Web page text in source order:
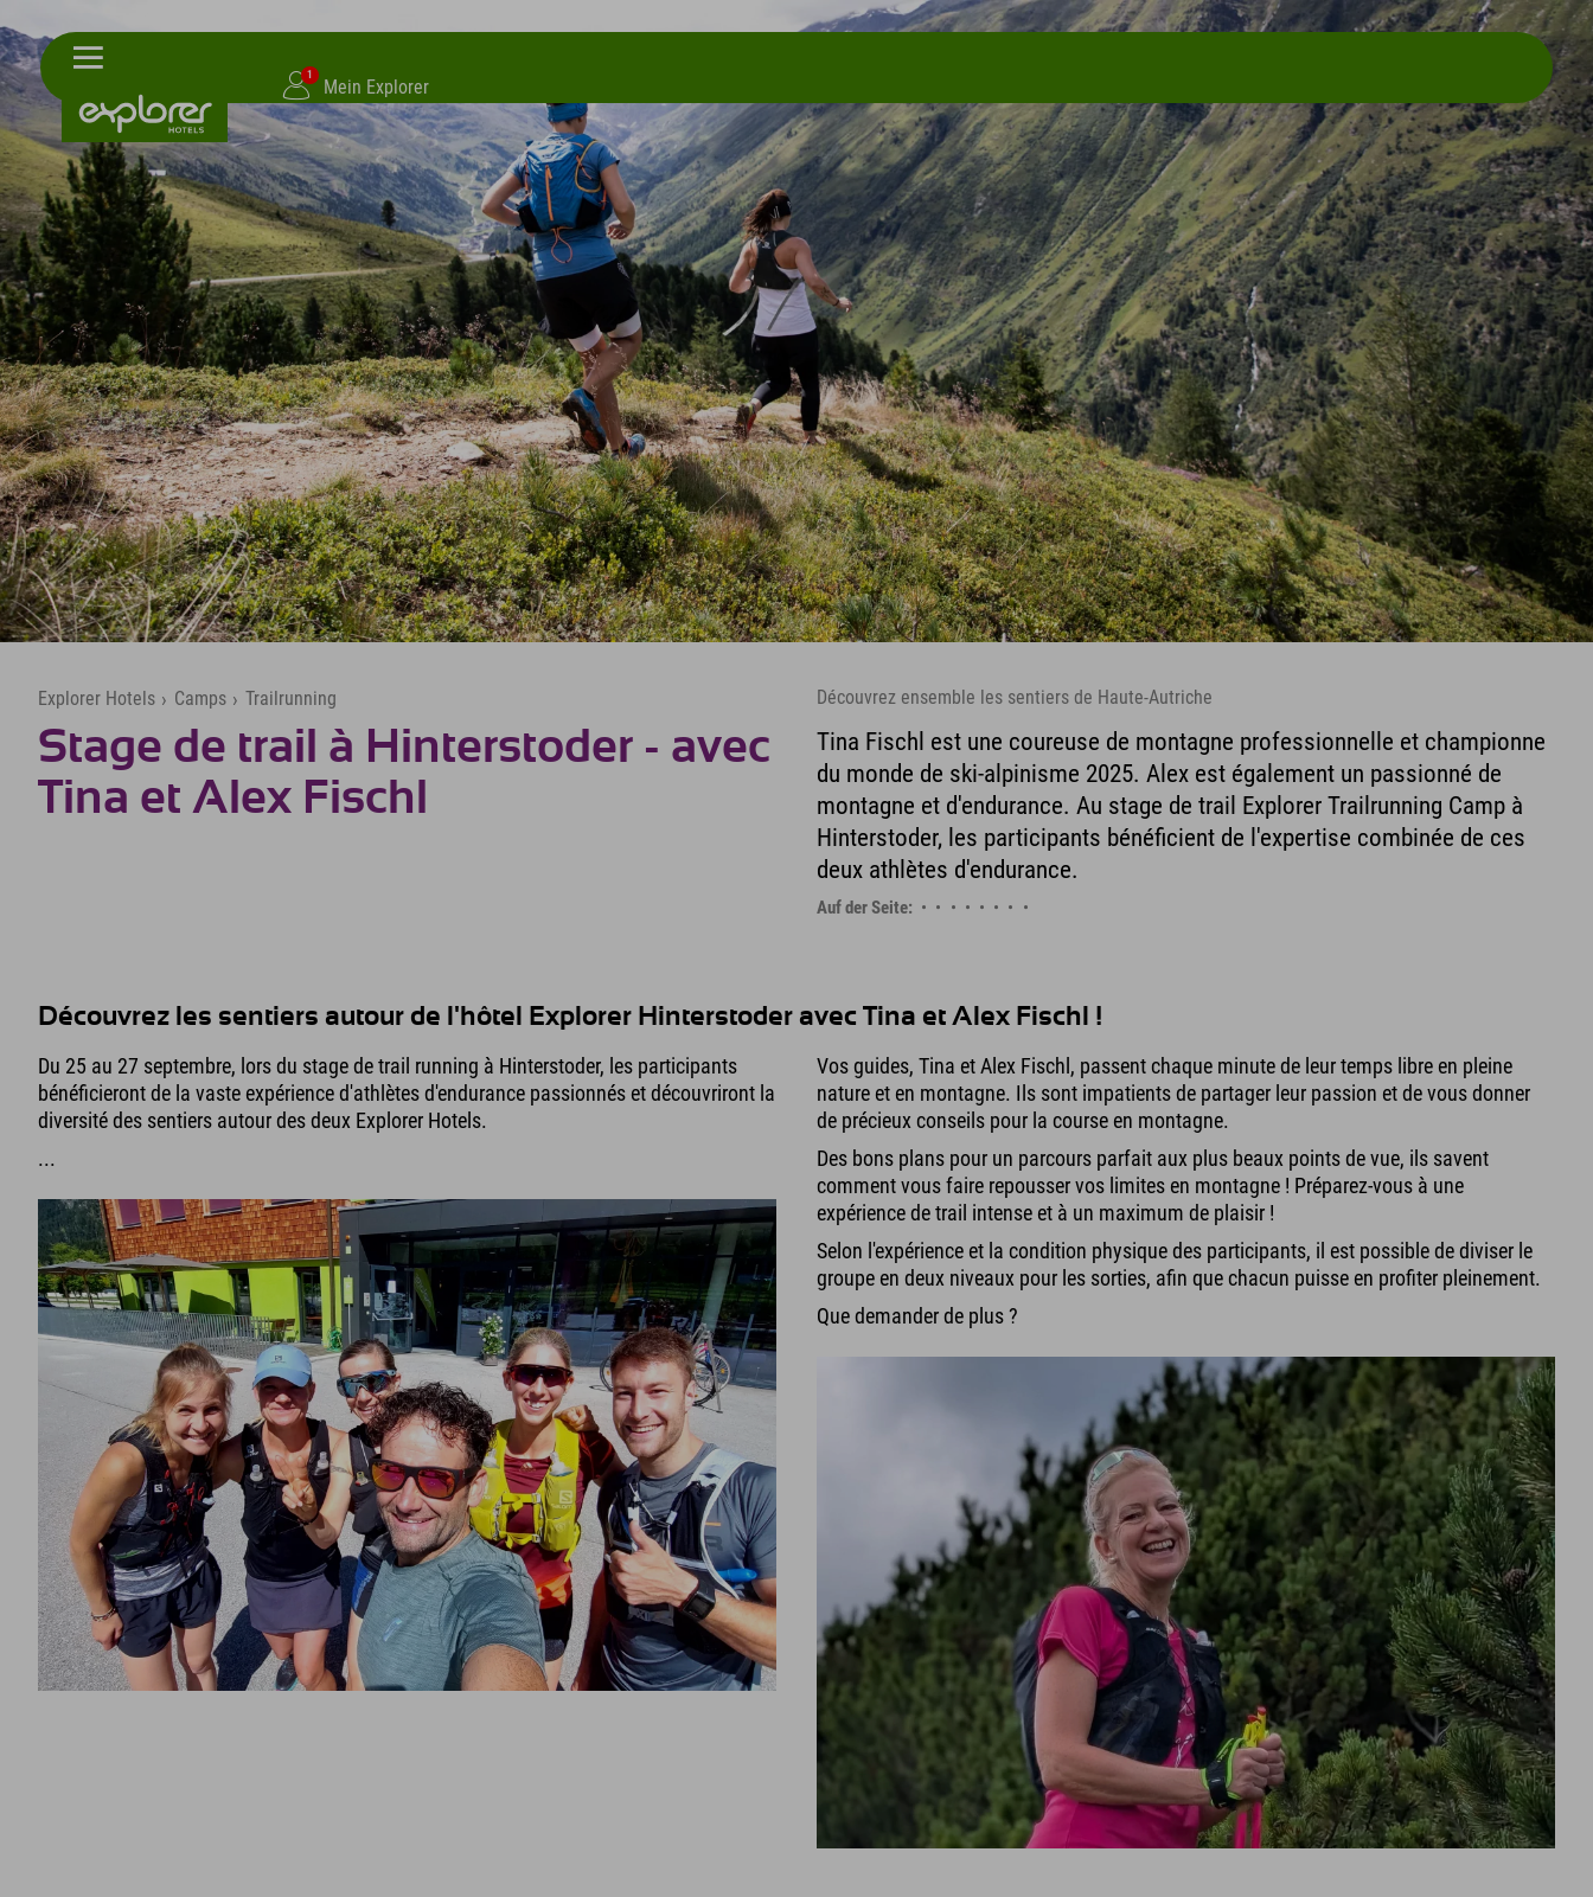
1
Mein Explorer
Explorer Hotels › Camps › Trailrunning
Stage de trail à Hinterstoder - avec
Tina et Alex Fischl
Découvrez ensemble les sentiers de Haute-Autriche
Tina Fischl est une coureuse de montagne professionnelle et championne
du monde de ski-alpinisme 2025. Alex est également un passionné de
montagne et d'endurance. Au stage de trail Explorer Trailrunning Camp à
Hinterstoder, les participants bénéficient de l'expertise combinée de ces
deux athlètes d'endurance.
Auf der Seite:
Découvrez les sentiers autour de l'hôtel Explorer Hinterstoder avec Tina et Alex Fischl !
Du 25 au 27 septembre, lors du stage de trail running à Hinterstoder, les participants
bénéficieront de la vaste expérience d'athlètes d'endurance passionnés et découvriront la
diversité des sentiers autour des deux Explorer Hotels.
...
Vos guides, Tina et Alex Fischl, passent chaque minute de leur temps libre en pleine
nature et en montagne. Ils sont impatients de partager leur passion et de vous donner
de précieux conseils pour la course en montagne.
Des bons plans pour un parcours parfait aux plus beaux points de vue, ils savent
comment vous faire repousser vos limites en montagne ! Préparez-vous à une
expérience de trail intense et à un maximum de plaisir !
Selon l'expérience et la condition physique des participants, il est possible de diviser le
groupe en deux niveaux pour les sorties, afin que chacun puisse en profiter pleinement.
Que demander de plus ?